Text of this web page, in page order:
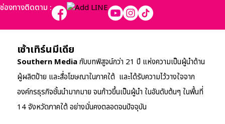
ช่องทางติดตาม :
เซ้าเทิร์นมีเดีย
Southern Mediaกับบทพิสูจน์กว่า 21 ปี แห่งความเป็นผู้นำด้าน
ผู้ผลิตป้าย และสื่อโฆษณาในภาคใต้ และได้รับความไว้วางใจจาก
องค์กรธุรกิจชั้นนำมากมาย จนก้าวขึ้นเป็นผู้นำ ในอันดับต้นๆ ในพื้นที่
14 จังหวัดภาคใต้ อย่างมั่นคงตลอดจนปัจจุบัน